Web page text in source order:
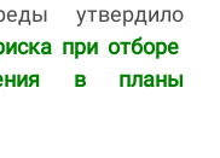
утвердило
при отборе
в планы